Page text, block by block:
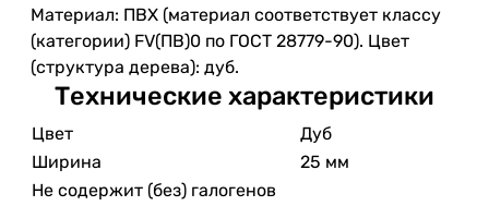
Материал: ПВХ (материал соответствует классу
(категории) FV(ПВ)0 по ГОСТ 28779-90). Цвет
(структура дерева): дуб.
Технические характеристики
Цвет
Дуб
Ширина
25 мм
Не содержит (без) галогенов